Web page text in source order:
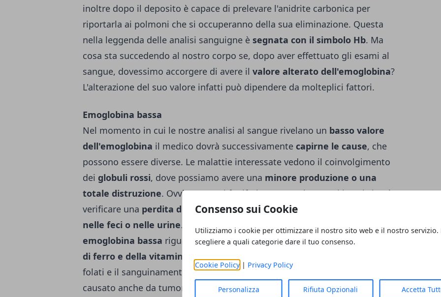
Consenso sui Cookie
Utilizziamo i cookie per ottimizzare il nostro sito web e il nostro servizio.
scegliere a quali categorie dare il tuo consenso.
Cookie Policy| Privacy Policy
Personalizza Rifiuta Opzionali Accetta
inoltre dopo il deposito è capace di prelevare l'anidrite carbonica per
riportarla ai polmoni che si occuperanno della sua eliminazione. Questa
nella leggenda delle analisi sanguigne è segnata con il simbolo Hb. Ma
cosa sta succedendo al nostro corpo se, dopo aver effettuato gli esami al
sangue, dovessimo accorgere di avere il valore alterato dell'emoglobina?
L'alterazione del suo valore infatti può dipendere da molteplici fattori.
Emoglobina bassa
Nel momento in cui le nostre analisi al sangue rivelano un basso valore
dell'emoglobina il medico dovrà successivamente capirne le cause, che
possono essere diverse. Le malattie interessate vedono il coinvolgimento
dei globuli rossi, dove possiamo avere una minore produzione o una
totale distruzione. Ovviamente si fa riferimento anche a casi in cui si può
verificare una perdita di sangue,un esempio pratico lo è la sua
nelle feci o nelle urine. Comunque sia il caso più famoso dove troviamo
emoglobina bassa riguarda appunto l'anemia che comporta una carenza
di ferro e della vitamina B12. A questa va aggiunta anche la carenza di
folati e il sanguinamento. Il valore basso dell'emoglobina però può essere
causato anche da tumori che colpiscono il midollo osseo (es. leucemia), le